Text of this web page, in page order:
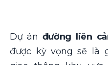
Dự án đường liên
được kỳ vọng sẽ là